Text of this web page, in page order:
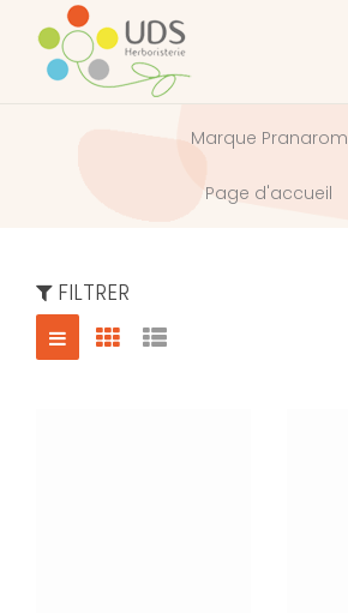
Marque Pranarom
Page d'accueil
FILTRER